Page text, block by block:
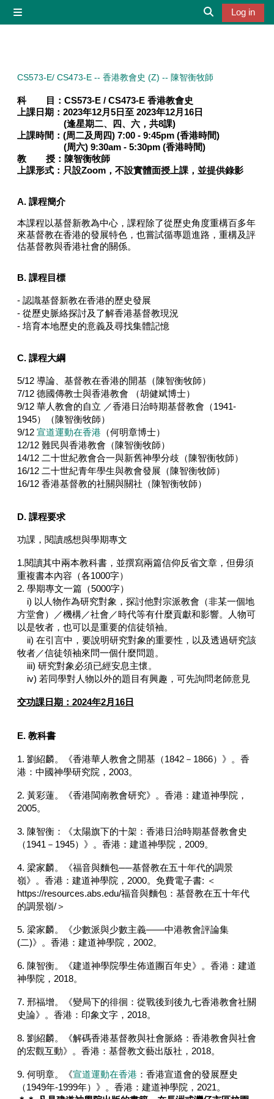
Log in
CS573-E/ CS473-E -- 香港教會史 (Z) -- 陳智衡牧師
科 目： CS573-E / CS473-E 香港教會史
上課日期： 2023年12月5日至 2023年12月16日
(逢星期二、四、六，共8課)
上課時間：(周二及周四) 7:00 - 9:45pm (香港時間)
(周六) 9:30am - 5:30pm (香港時間)
教 授： 陳智衡牧師
上課形式： 只設Zoom， 不設實體面授上課，並提供錄影
A. 課程簡介
本課程以基督新教為中心，課程除了從歷史角度重構百多年
來基督教在香港的發展特色，也嘗試循專題進路，重構及評
估基督教與香港社會的關係。
B. 課程目標
- 認識基督新教在香港的歷史發展
- 從歷史脈絡探討及了解香港基督教現況
- 培育本地歷史的意義及尋找集體記憶
C. 課程大綱
5/12 導論、基督教在香港的開基（陳智衡牧師）
7/12 德國傳教士與香港教會 （胡健斌博士）
9/12 華人教會的自立 ／香港日治時期基督教會（1941-
1945）（陳智衡牧師）
9/12 宣道運動在香港 （何明章博士）
12/12 難民與香港教會（陳智衡牧師）
14/12 二十世紀教會合一與新舊神學分歧（陳智衡牧師）
16/12 二十世紀青年學生與教會發展（陳智衡牧師）
16/12 香港基督教的社關與關社（陳智衡牧師）
D. 課程要求
功課，閱讀感想與學期專文
1.閱讀其中兩本教科書，並撰寫兩篇信仰反省文章，但毋須
重複書本內容（各1000字）
2. 學期專文一篇（5000字）
i) 以人物作為研究對象，探討他對宗派教會（非某一個地
方堂會）／機構／社會／時代等有什麼貢獻和影響。人物可
以是牧者，也可以是重要的信徒領袖。
ii) 在引言中，要說明研究對象的重要性，以及透過研究該
牧者／信徒領袖來問一個什麼問題。
iii) 研究對象必須已經安息主懷。
iv) 若同學對人物以外的題目有興趣，可先詢問老師意見
交功課日期：2024年2月16日
E. 教科書
1. 劉紹麟。《香港華人教會之開基（1842－1866）》。香
港：中國神學研究院，2003。
2. 黃彩蓮。《香港閩南教會研究》。香港：建道神學院，
2005。
3. 陳智衡：《太陽旗下的十架：香港日治時期基督教會史
（1941－1945）》。香港：建道神學院，2009。
4. 梁家麟。《福音與麵包──基督教在五十年代的調景
嶺》。香港：建道神學院，2000。免費電子書: ＜
https://resources.abs.edu/福音與麵包：基督教在五十年代
的調景嶺/＞
5. 梁家麟。《少數派與少數主義——中港教會評論集
(二)》。香港：建道神學院，2002。
6. 陳智衡。《建道神學院學生佈道團百年史》。香港：建道
神學院，2018。
7. 邢福增。《變局下的徘徊：從戰後到後九七香港教會社關
史論》。香港：印象文字，2018。
8. 劉紹麟。《解碼香港基督教與社會脈絡：香港教會與社會
的宏觀互動》。香港：基督教文藝出版社，2018。
9. 何明章。《宣道運動在香港 ：香港宣道會的發展歷史
（1949年-1999年）》。香港：建道神學院，2021。